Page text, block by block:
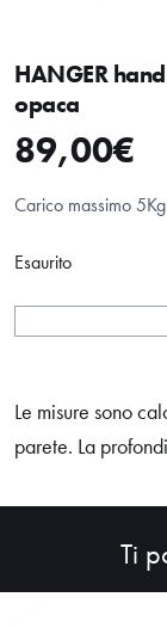
HANGER
opaca
89,00€
Carico massimo
Esaurito
Le misure sono
parete. La
Ti